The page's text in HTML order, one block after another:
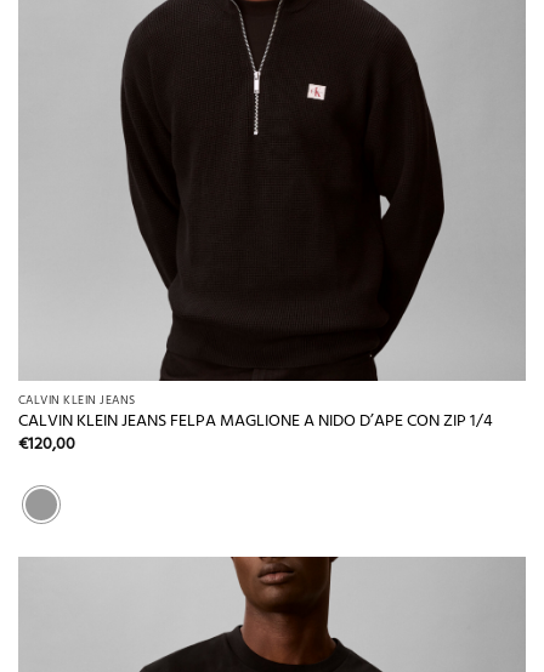
CALVIN KLEIN JEANS
CALVIN KLEIN JEANS FELPA MAGLIONE A NIDO D’APE CON ZIP 1/4
€120,00